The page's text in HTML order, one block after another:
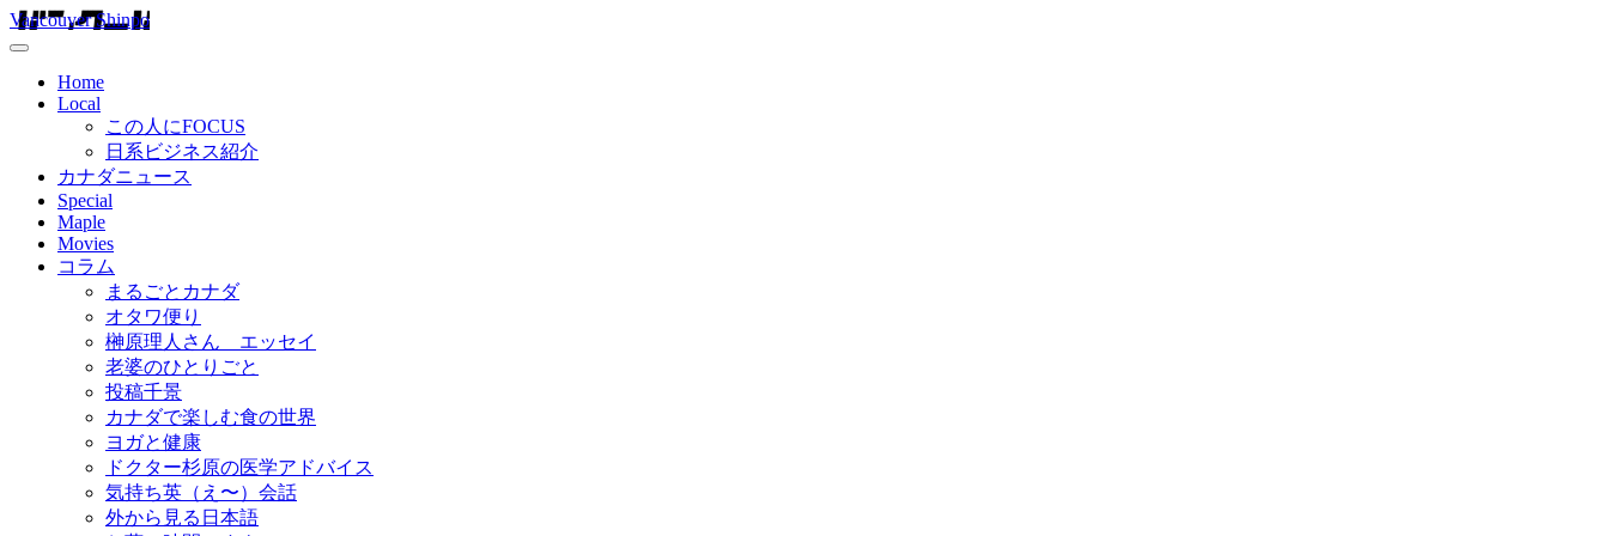
Vancouver Shinpo
Home
Local
この人にFOCUS
日系ビジネス紹介
カナダニュース
Special
Maple
Movies
コラム
まるごとカナダ
オタワ便り
榊原理人さん エッセイ
老婆のひとりごと
投稿千景
カナダで楽しむ食の世界
ヨガと健康
ドクター杉原の医学アドバイス
気持ち英（え〜）会話
外から見る日本語